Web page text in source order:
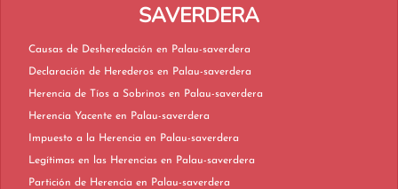
SAVERDERA
Causas de Desheredación en Palau-saverdera
Declaración de Herederos en Palau-saverdera
Herencia de Tíos a Sobrinos en Palau-saverdera
Herencia Yacente en Palau-saverdera
Impuesto a la Herencia en Palau-saverdera
Legítimas en las Herencias en Palau-saverdera
Partición de Herencia en Palau-saverdera